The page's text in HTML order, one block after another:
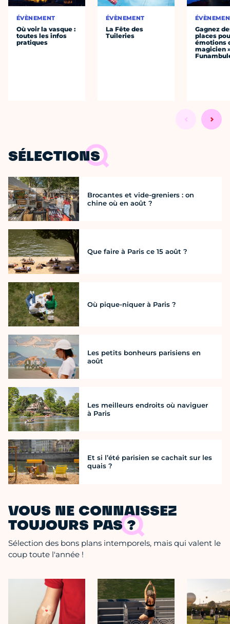
ÉVÈNEMENT
Où voir la vasque :
toutes les infos
pratiques
ÉVÈNEMENT
La Fête des
Tuileries
Gagnez
places
émotions
magicien
SÉLECTIONS
Brocantes et vide-greniers : on
chine où en août ?
Que faire à Paris ce 15 août ?
Où pique-niquer à Paris ?
Les petits bonheurs parisiens en
août
Les meilleurs endroits où naviguer
à Paris
Et si l’été parisien se cachait sur les
quais ?
VOUS NE CONNAISSEZ
TOUJOURS PAS ?
Sélection des bons plans intemporels, mais qui valent le
coup toute l'année !